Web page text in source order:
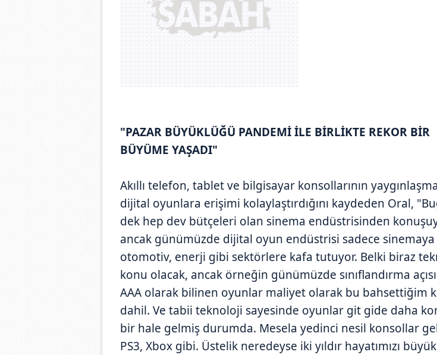
"PAZAR BÜYÜKLÜĞÜ PANDEMİ İLE BİRLİKTE REKOR BİR
BÜYÜME YAŞADI"
Akıllı telefon, tablet ve bilgisayar konsollarının
dijital oyunlara erişimi kolaylaştırdığını kaydeden Oral,
dek hep dev bütçeleri olan sinema endüstrisinden
ancak günümüzde dijital oyun endüstrisi sadece
otomotiv, enerji gibi sektörlere kafa tutuyor. Belki biraz
konu olacak, ancak örneğin günümüzde sınıflandırma
AAA olarak bilinen oyunlar maliyet olarak bu bahsettiğim
dahil. Ve tabii teknoloji sayesinde oyunlar git gide daha
bir hale gelmiş durumda. Mesela yedinci nesil konsollar
PS3, Xbox gibi. Üstelik neredeyse iki yıldır hayatımızı